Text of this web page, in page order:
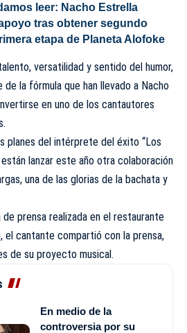
leer: Nacho Estrella
tras obtener segundo
etapa de Planeta Alofoke
versatilidad y sentido del humor,
de la fórmula que han llevado a Nacho
en uno de los cantautores
planes del intérprete del éxito “Los
están lanzar este año otra colaboración
una de las glorias de la bachata y
de prensa realizada en el restaurante
el cantante compartió con la prensa,
de su proyecto musical.
En medio de la
controversia por su